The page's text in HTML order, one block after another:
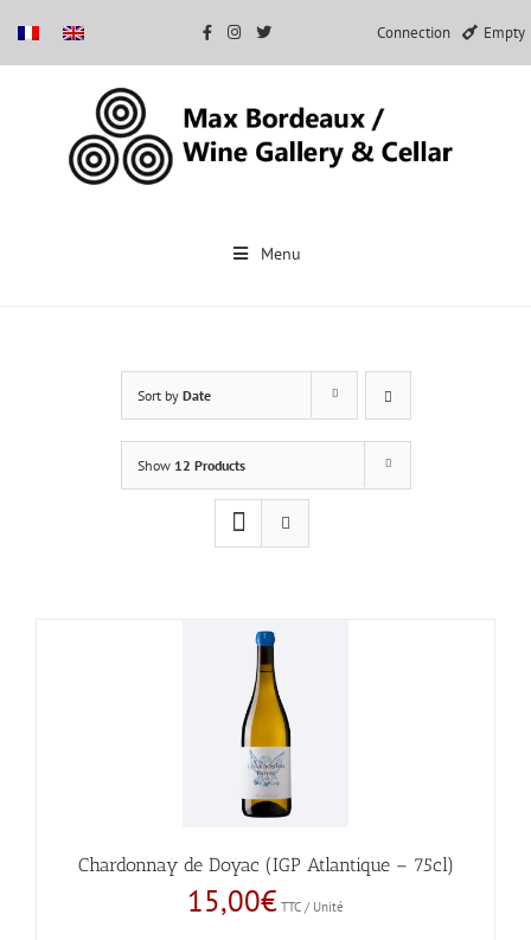
Connection Empty
Menu
Sort by Date
Show 12 Products
Chardonnay de Doyac (IGP Atlantique – 75cl)
15,00€ TTC / Unité